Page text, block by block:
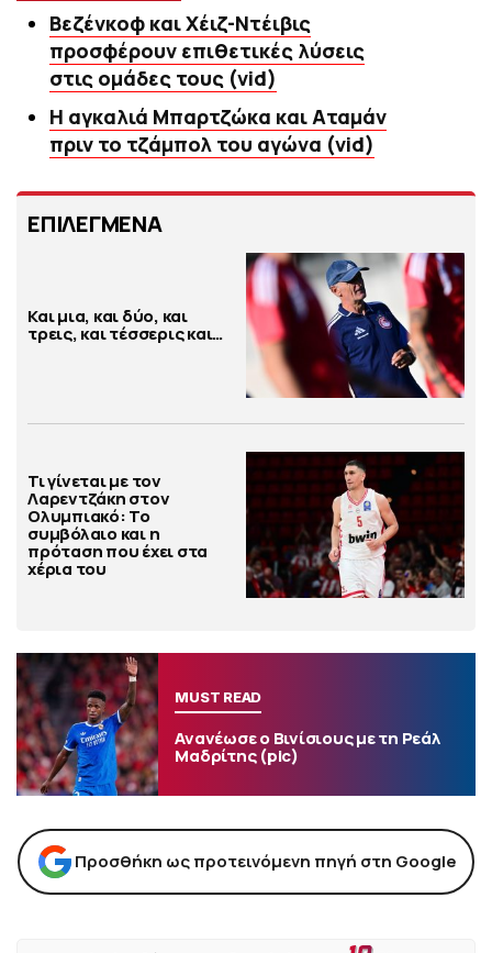
Βεζένκοφ και Χέιζ-Ντέιβις
προσφέρουν επιθετικές λύσεις
στις ομάδες τους (vid)
Η αγκαλιά Μπαρτζώκα και Αταμάν
πριν το τζάμπολ του αγώνα (vid)
ΕΠΙΛΕΓΜΕΝΑ
Και μια, και δύο, και
τρεις, και τέσσερις και…
Τι γίνεται με τον
Λαρεντζάκη στον
Ολυμπιακό: Το
συμβόλαιο και η
πρόταση που έχει στα
χέρια του
MUST READ
Ανανέωσε ο Βινίσιους με τη Ρεάλ
Μαδρίτης (pic)
Προσθήκη ως προτεινόμενη πηγή στη Google